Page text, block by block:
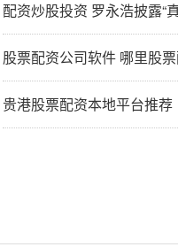
配资炒股投资 罗永浩披露“真还传2.0”：
股票配资公司软件 哪里股票
贵港股票配资本地平台推荐